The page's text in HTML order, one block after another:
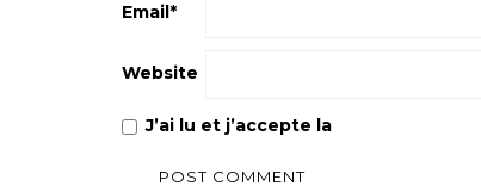
Email*
Website
J’ai lu et j’accepte la